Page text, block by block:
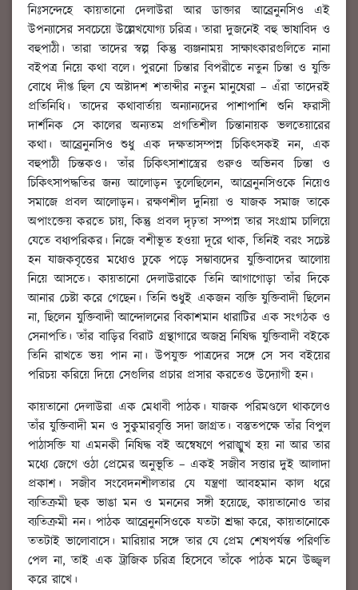
নিঃসন্দেহে কায়তানো দেলাউরা আর ডাক্তার আব্রেনুনসিও এই
উপন্যাসের সবচেয়ে উল্লেখযোগ্য চরিত্র। তারা দুজনেই বহু ভাষাবিদ ও
বহুপাঠী। তারা তাদের স্বল্প কিন্তু ব্যঞ্জনাময় সাক্ষাৎকারগুলিতে নানা
বইপত্র নিয়ে কথা বলে। পুরনো চিন্তার বিপরীতে নতুন চিন্তা ও যুক্তি
বোধে দীপ্ত ছিল যে অষ্টাদশ শতাব্দীর নতুন মানুষেরা – এঁরা তাদেরই
প্রতিনিধি। তাদের কথাবার্তায় অন্যান্যদের পাশাপাশি শুনি ফরাসী
দার্শনিক সে কালের অন্যতম প্রগতিশীল চিন্তানায়ক ভলতেয়ারের
কথা। আব্রেনুনসিও শুধু এক দক্ষতাসম্পন্ন চিকিৎসকই নন, এক
বহুপাঠী চিন্তকও। তাঁর চিকিৎসাশাস্ত্রের গুরুও অভিনব চিন্তা ও
চিকিৎসাপদ্ধতির জন্য আলোড়ন তুলেছিলেন, আব্রেনুনসিওকে নিয়েও
সমাজে প্রবল আলোড়ন। রক্ষণশীল দুনিয়া ও যাজক সমাজ তাকে
অপাংক্তেয় করতে চায়, কিন্তু প্রবল দৃঢ়তা সম্পন্ন তার সংগ্রাম চালিয়ে
যেতে বধ্যপরিকর। নিজে বশীভূত হওয়া দূরে থাক, তিনিই বরং সচেষ্ট
হন যাজকবৃত্তের মধ্যেও ঢুকে পড়ে সম্ভাব্যদের যুক্তিবাদের আলোয়
নিয়ে আসতে। কায়তানো দেলাউরাকে তিনি আগাগোড়া তাঁর দিকে
আনার চেষ্টা করে গেছেন। তিনি শুধুই একজন ব্যক্তি যুক্তিবাদী ছিলেন
না, ছিলেন যুক্তিবাদী আন্দোলনের বিকাশমান ধারাটির এক সংগঠক ও
সেনাপতি। তাঁর বাড়ির বিরাট গ্রন্থাগারে অজস্র নিষিদ্ধ যুক্তিবাদী বইকে
তিনি রাখতে ভয় পান না। উপযুক্ত পাত্রদের সঙ্গে সে সব বইয়ের
পরিচয় করিয়ে দিয়ে সেগুলির প্রচার প্রসার করতেও উদ্যোগী হন।
কায়তানো দেলাউরা এক মেধাবী পাঠক। যাজক পরিমণ্ডলে থাকলেও
তাঁর যুক্তিবাদী মন ও সুকুমারবৃত্তি সদা জাগ্রত। বস্তুতপক্ষে তাঁর বিপুল
পাঠাসক্তি যা এমনকী নিষিদ্ধ বই অন্বেষণে পরাঙ্মুখ হয় না আর তার
মধ্যে জেগে ওঠা প্রেমের অনুভূতি – একই সজীব সত্তার দুই আলাদা
প্রকাশ। সজীব সংবেদনশীলতার যে যন্ত্রণা আবহমান কাল ধরে
ব্যতিক্রমী ছক ভাঙা মন ও মননের সঙ্গী হয়েছে, কায়তানোও তার
ব্যতিক্রমী নন। পাঠক আব্রেনুনসিওকে যতটা শ্রদ্ধা করে, কায়তানোকে
ততটাই ভালোবাসে। মারিয়ার সঙ্গে তার যে প্রেম শেষপর্যন্ত পরিণতি
পেল না, তাই এক ট্রাজিক চরিত্র হিসেবে তাঁকে পাঠক মনে উজ্জ্বল
করে রাখে।